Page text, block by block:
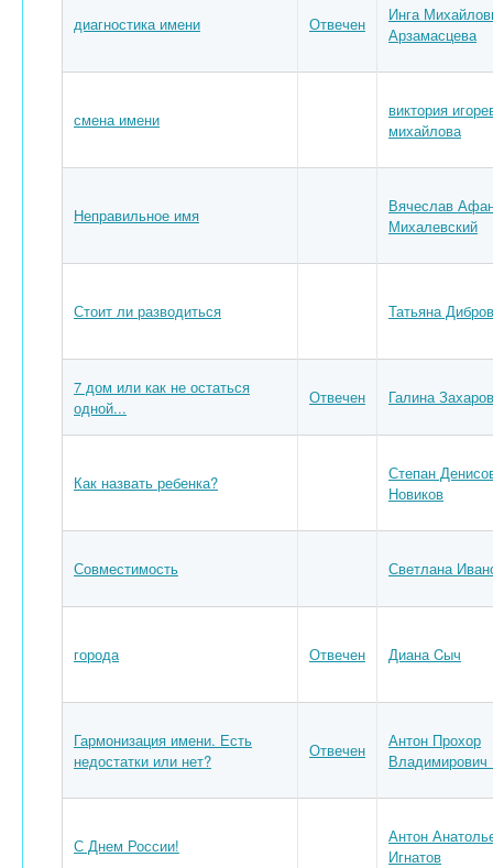
диагностика имени Отвечен
Инга
Арзамасцева
смена имени
виктория
михайлова
Неправильное имя
Вячеслав
Михалевский
Стоит ли разводиться Татьяна
7 дом или как не остаться
одной...
Отвечен Галина
Как назвать ребенка?
Степан
Новиков
Совместимость Светлана
города Отвечен Диана Cыч
Гармонизация имени. Есть
недостатки или нет?
Отвечен
Антон Прохор
Владимирович
С Днем России!
Антон
Игнатов